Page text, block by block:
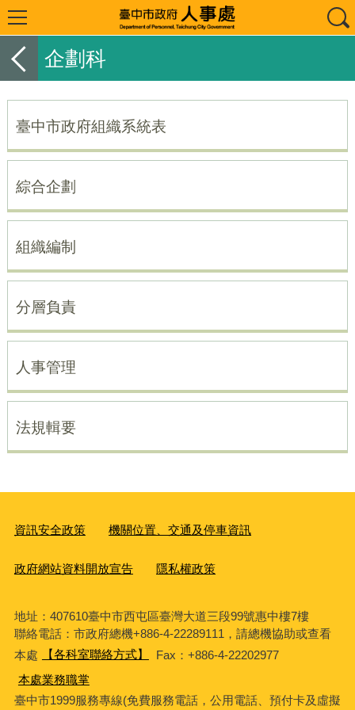
企劃科
臺中市政府組織系統表
綜合企劃
組織編制
分層負責
人事管理
法規輯要
資訊安全政策 機關位置、交通及停車資訊
政府網站資料開放宣告 隱私權政策
地址：407610臺中市西屯區臺灣大道三段99號惠中樓7樓
聯絡電話：市政府總機+886-4-22289111，請總機協助或查看
本處
【各科室聯絡方式】
Fax：+886-4-22202977
本處業務職掌
臺中市1999服務專線(免費服務電話，公用電話、預付卡及虛擬